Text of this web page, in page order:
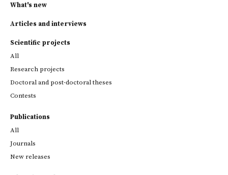
What's new
Articles and interviews
Scientific projects
All
Research projects
Doctoral and post-doctoral theses
Contests
Publications
All
Journals
New releases